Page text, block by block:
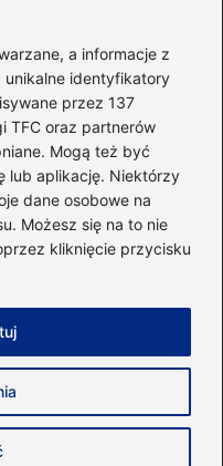
a informacje z
unikalne identyfikatory
przez 137
TFC oraz partnerów
Mogą też być
lub aplikację. Niektórzy
dane osobowe na
Możesz się na to nie
kliknięcie przycisku
40minut.pl